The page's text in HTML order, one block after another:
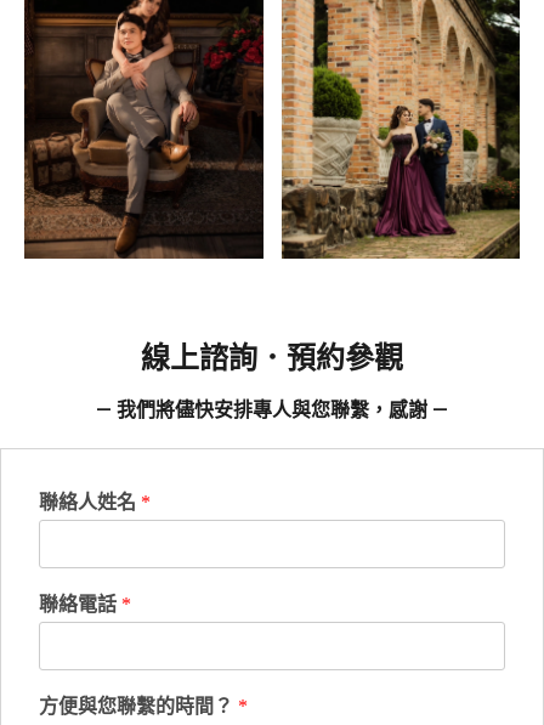
線上諮詢．預約參觀
— 我們將儘快安排專人與您聯繫，感謝 —
聯絡人姓名 *
聯絡電話 *
方便與您聯繫的時間？ *